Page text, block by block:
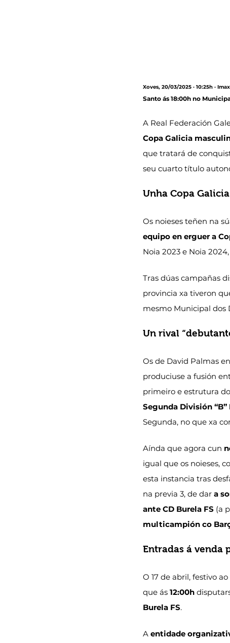
Xoves, 20/03/2025 · 10:25h ·
Santo ás 18:00h no
A Real Federación
Copa Galicia
que tratará de
seu cuarto título
Unha Copa
Os noieses teñen na
equipo en erguer a
Noia 2023 e Noia
Tras dúas campañas
provincia xa tiveron
mesmo Municipal dos
Un rival
Os de David Palmas
produciuse a fusión
primeiro e estrutura
Segunda División “B”
Segunda, no que xa
Aínda que agora cun
igual que os noieses,
esta instancia tras
na previa 3, de dar a
ante CD Burela FS (a
multicampión co
Entradas á venda
O 17 de abril, festivo
que ás 12:00h
Burela FS.
A entidade